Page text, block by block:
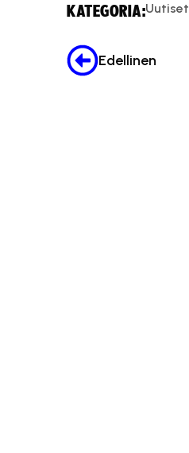
KATEGORIA:Uutiset
Edellinen